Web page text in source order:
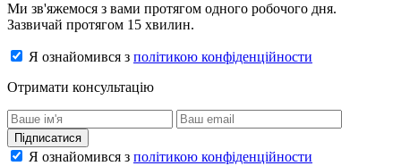
Ми зв'яжемося з вами протягом одного робочого дня.
Зазвичай протягом 15 хвилин.
Я ознайомився з політикою конфіденційности
Отримати консультацію
Підписатися
Я ознайомився з політикою конфіденційности